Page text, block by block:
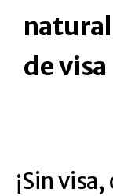
de
¡Sin